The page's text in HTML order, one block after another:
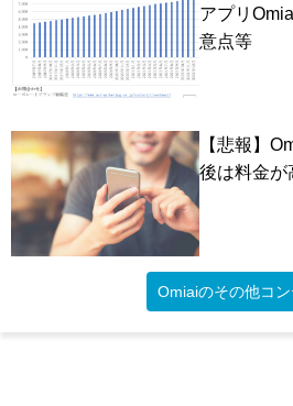
アプリ
意点等
【悲報】
後は料金が
Omiaiのその他コ